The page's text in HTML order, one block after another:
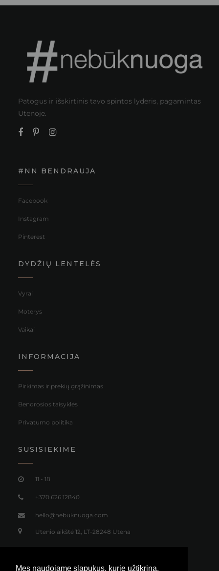
Patogus ir išskirtinis tavo spintos lyderis, pagamintas
Utenoje.
#NN BENDRAUJA
Facebook
Instagram
Pinterest
DYDŽIŲ LENTELĖS
Vyrai
Moterys
Vaikai
INFORMACIJA
Pirkimas ir prekių grąžinimas
Bendrosios taisyklės
Privatumo politika
SUSISIEKIME
11 - 18
+370 626 12840
hello@nebuknuoga.com
Utenio aikštė 12, LT-28248 Utena
Mes naudojame slapukus, kurie užtikrina,